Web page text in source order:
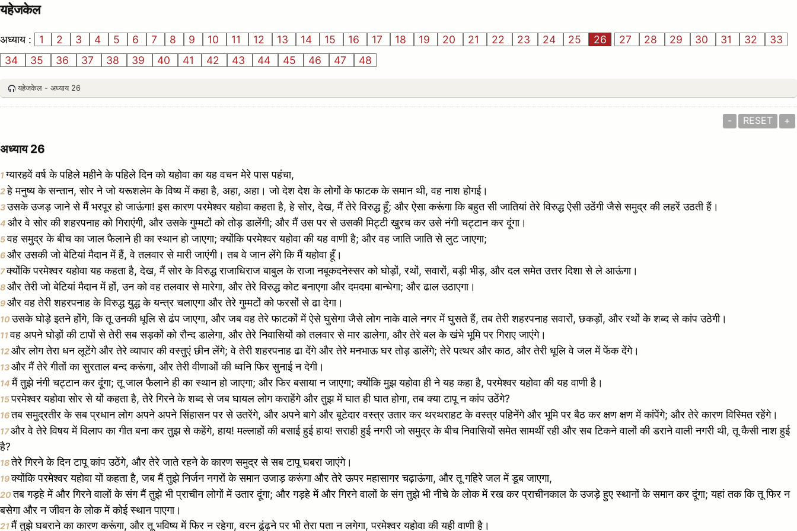
यहेजकेल
अध्याय : 1 2 3 4 5 6 7 8 9 10 11 12 13 14 15 16 17 18 19 20 21 22 23 24 25 26 27 28 29 30 31 32
33
34
35 36 37 38 39 40 41 42 43 44 45 46 47 48
यहेजकेल - अध्याय 26
- RESET +
अध्याय 26
1ग्यारहवें वर्ष के पहिले महीने के पहिले दिन को यहोवा का यह वचन मेरे पास पहंचा,
2हे मनुष्य के सन्तान, सोर ने जो यरूशलेम के विष्य में कहा है, अहा, अहा। जो देश देश के लोगों के फाटक के समान थी, वह नाश होगई।
3उसके उजड़ जाने से मैं भरपूर हो जाऊंगा! इस कारण परमेश्वर यहोवा कहता है, हे सोर, देख, मैं तेरे विरुद्ध हूँ; और ऐसा करूंगा कि बहुत सी जातियां तेरे विरुद्ध ऐसी उठेंगी जैसे समुद्र की लहरें उठती हैं।
4 और वे सोर की शहरपनाह को गिराएंगी, और उसके गुम्मटों को तोड़ डालेंगी; और मैं उस पर से उसकी मिट्टी खुरच कर उसे नंगी चट्टान कर दूंगा।
5वह समुद्र के बीच का जाल फैलाने ही का स्थान हो जाएगा; क्योंकि परमेश्वर यहोवा की यह वाणी है; और वह जाति जाति से लुट जाएगा;
6और उसकी जो बेटियां मैदान में हैं, वे तलवार से मारी जाएंगी। तब वे जान लेंगे कि मैं यहोवा हूँ।
7क्योंकि परमेश्वर यहोवा यह कहता है, देख, मैं सोर के विरुद्ध राजाधिराज बाबुल के राजा नबूकदनेस्सर को घोड़ों, रथों, सवारों, बड़ी भीड़, और दल समेत उत्तर दिशा से ले आऊंगा।
8और तेरी जो बेटियां मैदान में हों, उन को वह तलवार से मारेगा, और तेरे विरुद्ध कोट बनाएगा और दमदमा बान्धेगा; और ढाल उठाएगा।
9और वह तेरी शहरपनाह के विरुद्ध युद्ध के यन्त्र चलाएगा और तेरे गुम्मटों को फरसों से ढा देगा।
10उसके घोड़े इतने होंगे, कि तू उनकी धूलि से ढंप जाएगा, और जब वह तेरे फाटकों में ऐसे घुसेगा जैसे लोग नाके वाले नगर में घुसते हैं, तब तेरी शहरपनाह सवारों, छकड़ों, और रथों के शब्द से कांप उठेगी।
11वह अपने घोड़ों की टापों से तेरी सब सड़कों को रौन्द डालेगा, और तेरे निवासियों को तलवार से मार डालेगा, और तेरे बल के खंभे भूमि पर गिराए जाएंगे।
12और लोग तेरा धन लूटेंगे और तेरे व्यापार की वस्तुएं छीन लेंगे; वे तेरी शहरपनाह ढा देंगे और तेरे मनभाऊ घर तोड़ डालेंगे; तेरे पत्थर और काठ, और तेरी धूलि वे जल में फेंक देंगे।
13और मैं तेरे गीतों का सुरताल बन्द करूंगा, और तेरी वीणाओं की ध्वनि फिर सुनाई न देगी।
14मैं तुझे नंगी चट्टान कर दूंगा; तू जाल फैलाने ही का स्थान हो जाएगा; और फिर बसाया न जाएगा; क्योंकि मुझ यहोवा ही ने यह कहा है, परमेश्वर यहोवा की यह वाणी है।
15परमेश्वर यहोवा सोर से यों कहता है, तेरे गिरने के शब्द से जब घायल लोग कराहेंगे और तुझ में घात ही घात होगा, तब क्या टापू न कांप उठेंगे?
16तब समुद्रतीर के सब प्रधान लोग अपने अपने सिंहासन पर से उतरेंगे, और अपने बागे और बूटेदार वस्त्र उतार कर थरथराहट के वस्त्र पहिनेंगे और भूमि पर बैठ कर क्षण क्षण में कांपेंगे; और तेरे कारण विस्मित रहेंगे।
17और वे तेरे विषय में विलाप का गीत बना कर तुझ से कहेंगे, हाय! मल्लाहों की बसाई हुई हाय! सराही हुई नगरी जो समुद्र के बीच निवासियों समेत सामथीं रही और सब टिकने वालों की डराने वाली नगरी थी, तू कैसी नाश हुई
है?
18तेरे गिरने के दिन टापू कांप उठेंगे, और तेरे जाते रहने के कारण समुद्र से सब टापू घबरा जाएंगे।
19क्योंकि परमेश्वर यहोवा यों कहता है, जब मैं तुझे निर्जन नगरों के समान उजाड़ करूंगा और तेरे ऊपर महासागर चढ़ाऊंगा, और तू गहिरे जल में डूब जाएगा,
20तब गड़हे में और गिरने वालों के संग मैं तुझे भी प्राचीन लोगों में उतार दूंगा; और गड़हे में और गिरने वालों के संग तुझे भी नीचे के लोक में रख कर प्राचीनकाल के उजड़े हुए स्थानों के समान कर दूंगा; यहां तक कि तू फिर न
बसेगा और न जीवन के लोक में कोई स्थान पाएगा।
21मैं तुझे घबराने का कारण करूंगा, और तू भविष्य में फिर न रहेगा, वरन ढूंढ़ने पर भी तेरा पता न लगेगा, परमेश्वर यहोवा की यही वाणी है।